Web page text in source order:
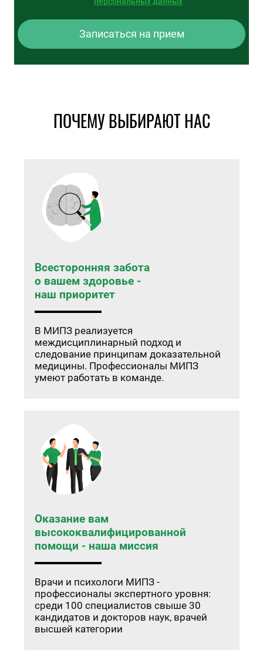
Записаться на прием
ПОЧЕМУ ВЫБИРАЮТ НАС
Всесторонняя забота
о вашем здоровье -
наш приоритет
В МИПЗ реализуется
междисциплинарный подход и
следование принципам доказательной
медицины. Профессионалы МИПЗ
умеют работать в команде.
Оказание вам
высококвалифицированной
помощи - наша миссия
Врачи и психологи МИПЗ -
профессионалы экспертного уровня:
среди 100 специалистов свыше 30
кандидатов и докторов наук, врачей
высшей категории